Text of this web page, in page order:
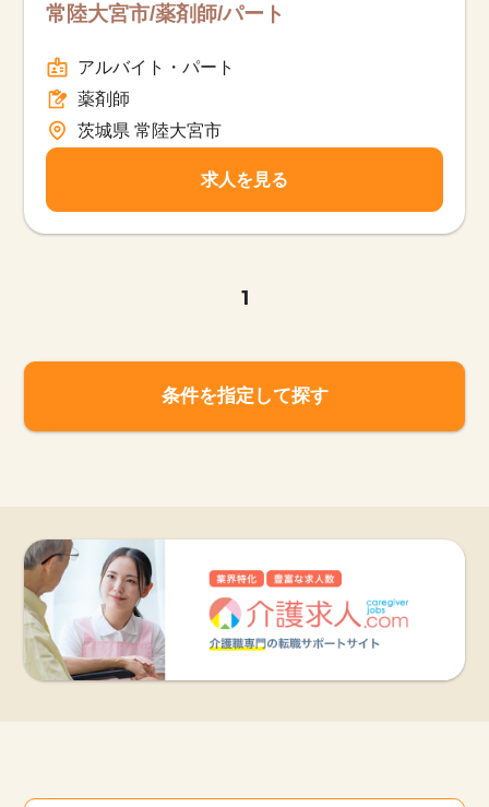
常陸大宮市/薬剤師/パート
アルバイト・パート
薬剤師
茨城県 常陸大宮市
求人を見る
1
条件を指定して探す